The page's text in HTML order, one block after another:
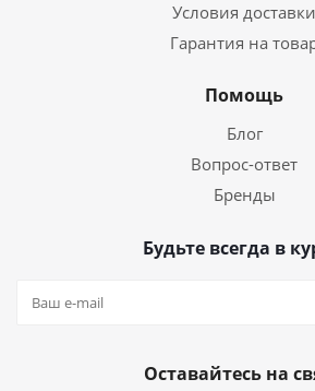
Условия доставки
Гарантия на
Помощь
Блог
Вопрос-ответ
Бренды
Будьте всегда в
Оставайтесь на